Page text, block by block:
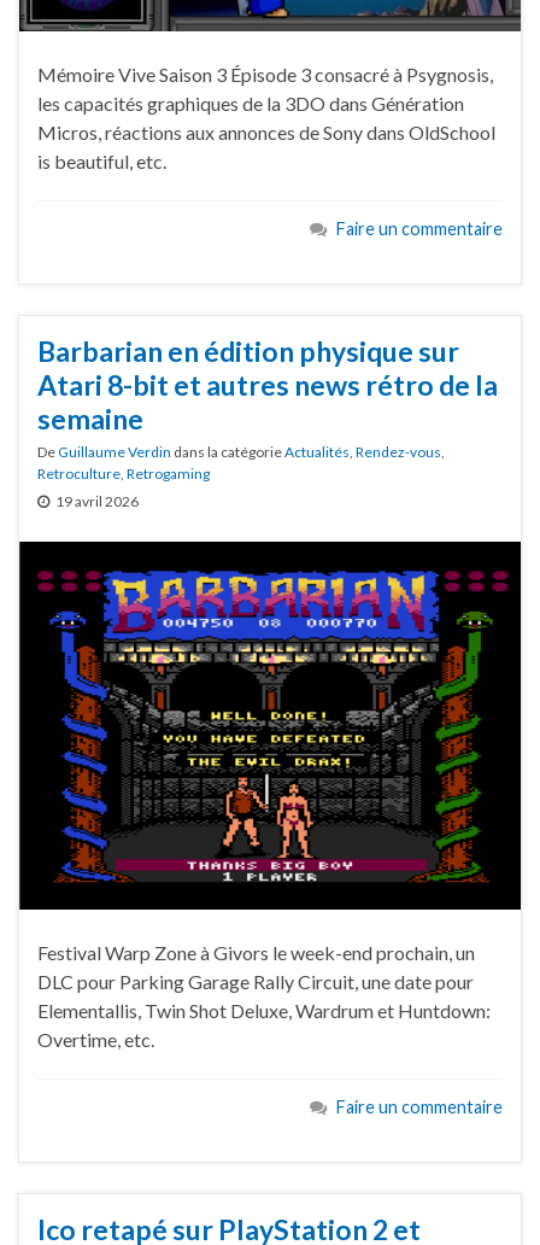
Mémoire Vive Saison 3 Épisode 3 consacré à Psygnosis,
les capacités graphiques de la 3DO dans Génération
Micros, réactions aux annonces de Sony dans OldSchool
is beautiful, etc.
Faire un commentaire
Barbarian en édition physique sur
Atari 8-bit et autres news rétro de la
semaine
DeGuillaume Verdin dans la catégorieActualités Rendez-vous
Retroculture Retrogaming
19 avril 2026
Festival Warp Zone à Givors le week-end prochain, un
DLC pour Parking Garage Rally Circuit, une date pour
Elementallis, Twin Shot Deluxe, Wardrum et Huntdown:
Overtime, etc.
Faire un commentaire
Ico retapé sur PlayStation 2 et